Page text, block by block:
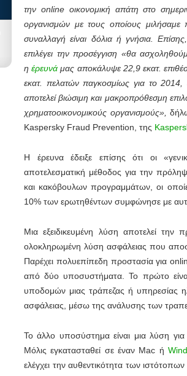
την online οικονομική απάτη στο
οργανισμών με τους οποίους μιλήσαμε
συναλλαγή είναι δόλια ή γνήσια.
επιλέγει την προσέγγιση «θα
ηέρευνά μας αποκάλυψε 22,9 εκατ.
εκατ. πελατών παγκοσμίως για το 2014,
αποτελεί βιώσιμη και μακροπρόθεσμη
χρηματοοικονομικούς οργανισμούς»,
Kaspersky Fraud Prevention, της
Η έρευνα έδειξε επίσης ότι οι
αποτελεσματική μέθοδος για την
και κακόβουλων προγραμμάτων, οι
10% των ερωτηθέντων συμφώνησε με
Μια εξειδικευμένη λύση αποτελεί την
ολοκληρωμένη λύση ασφάλειας που
Παρέχει πολυεπίπεδη προστασία για
από δύο υποσυστήματα. Το πρώτο
υποδομών μιας τράπεζας ή υπηρεσίας
ασφάλειας, μέσω της ανάλυσης των
Το άλλο υποσύστημα είναι μια λύση για
Μόλις εγκατασταθεί σε έναν Mac ή
ελέγχει την αυθεντικότητα των